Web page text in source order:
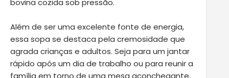
Além de ser uma excelente fonte de energia,
essa sopa se destaca pela cremosidade que
agrada crianças e adultos. Seja para um jantar
rápido após um dia de trabalho ou para reunir a
família em torno de uma mesa aconchegante,